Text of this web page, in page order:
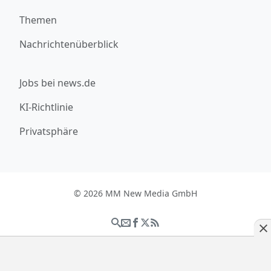
Themen
Nachrichtenüberblick
Jobs bei news.de
KI-Richtlinie
Privatsphäre
© 2026 MM New Media GmbH